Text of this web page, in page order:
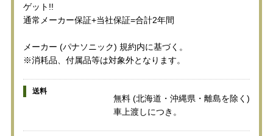
ゲット!!
通常メーカー保証+当社保証=合計2年間
メーカー (パナソニック) 規約内に基づく。
※消耗品、付属品等は対象外となります。
送料
無料 (北海道・沖縄県・離島を除く)
車上渡しにつき。